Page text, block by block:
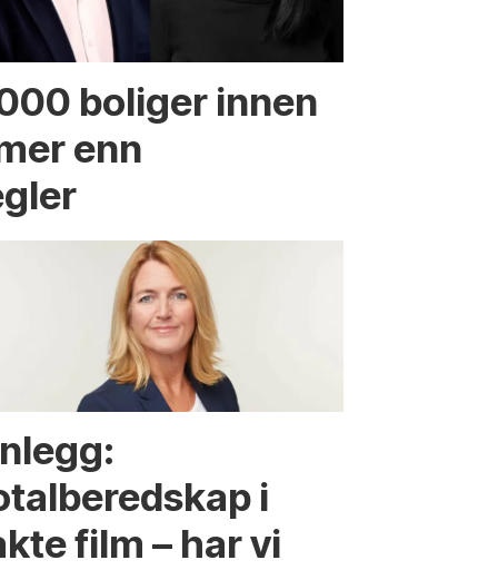
boliger innen
enn
i
film – har vi